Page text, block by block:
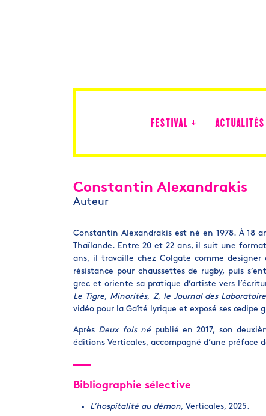
FESTIVAL ACTUALITÉS
Constantin Alexandrakis
Auteur
Constantin Alexandrakis est né en 1978. À 18
Thaïlande. Entre 20 et 22 ans, il suit une
ans, il travaille chez Colgate comme
résistance pour chaussettes de rugby, puis
grec et oriente sa pratique d’artiste vers
Le Tigre, Minorités, Z, le Journal des
vidéo pour la Gaîté lyrique et exposé ses œdipe
Après Deux fois né publié en 2017, son
éditions Verticales, accompagné d’une préface
Bibliographie sélective
L’hospitalité au démon, Verticales, 2025.